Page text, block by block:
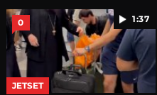
1:37
0
JETSET